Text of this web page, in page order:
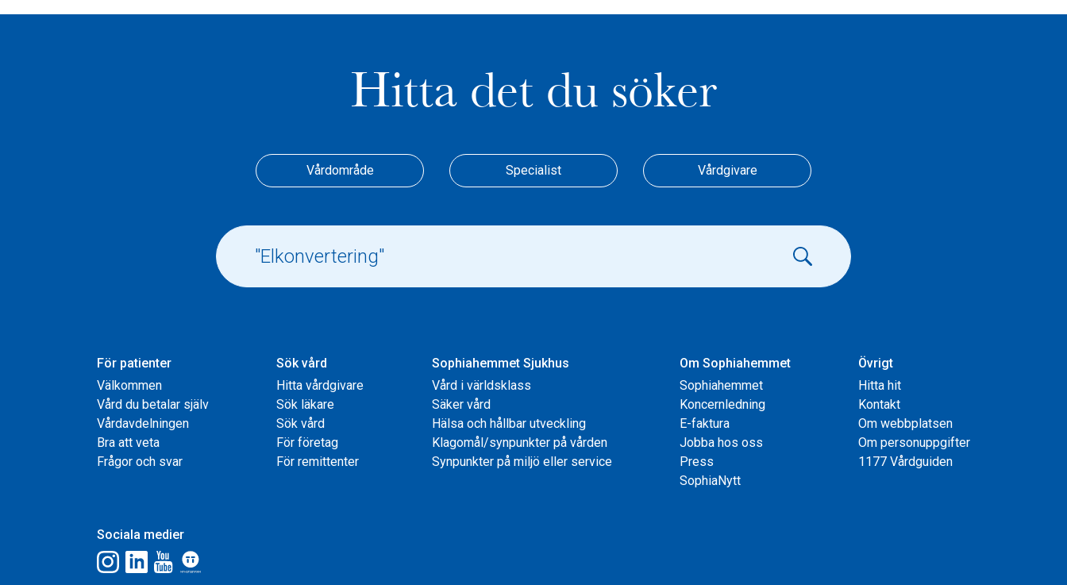
Hitta det du söker
Vårdområde Specialist Vårdgivare
För patienter
Välkommen
Vård du betalar själv
Vårdavdelningen
Bra att veta
Frågor och svar
Sök vård
Hitta vårdgivare
Sök läkare
Sök vård
För företag
För remittenter
Sophiahemmet Sjukhus
Vård i världsklass
Säker vård
Hälsa och hållbar utveckling
Klagomål/synpunkter på vården
Synpunkter på miljö eller service
Om Sophiahemmet
Sophiahemmet
Koncernledning
E-faktura
Jobba hos oss
Press
SophiaNytt
Övrigt
Hitta hit
Kontakt
Om webbplatsen
Om personuppgifter
1177 Vårdguiden
Sociala medier